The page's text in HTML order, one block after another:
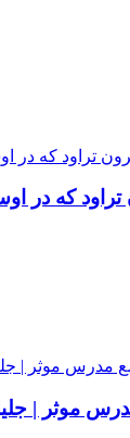
تراود که در
موثر |